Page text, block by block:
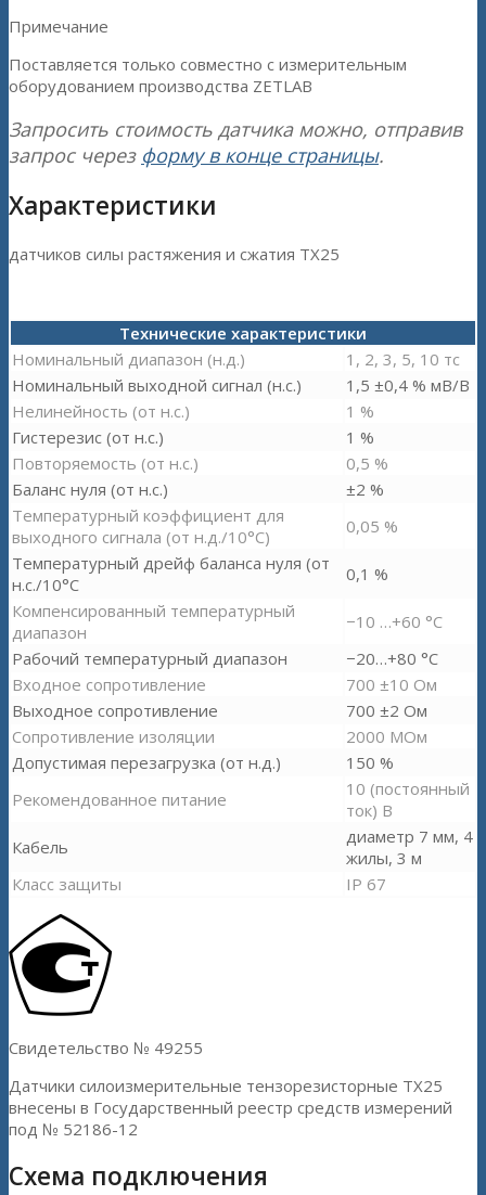
Примечание
Поставляется только совместно с измерительным
оборудованием производства ZETLAB
Запросить стоимость датчика можно, отправив
запрос через форму в конце страницы.
Характеристики
датчиков силы растяжения и сжатия TX25
Технические характеристики
Номинальный диапазон (н.д.)
1, 2, 3, 5, 10 тс
Номинальный выходной сигнал (н.с.)
1,5 ±0,4 % мВ/В
Нелинейность (от н.с.)
1 %
Гистерезис (от н.с.)
1 %
Повторяемость (от н.с.)
0,5 %
Баланс нуля (от н.с.)
±2 %
Температурный коэффициент для
выходного сигнала (от н.д./10°С)
0,05 %
Температурный дрейф баланса нуля (от
н.с./10°С
0,1 %
Компенсированный температурный
диапазон
−10 …+60 °С
Рабочий температурный диапазон
−20…+80 °С
Входное сопротивление
700 ±10 Ом
Выходное сопротивление
700 ±2 Ом
Сопротивление изоляции
2000 МОм
Допустимая перезагрузка (от н.д.)
150 %
Рекомендованное питание
10 (постоянный
ток) В
Кабель
диаметр 7 мм, 4
жилы, 3 м
Класс защиты
IP 67
Свидетельство № 49255
Датчики силоизмерительные тензорезисторные TX25
внесены в Государственный реестр средств измерений
под № 52186-12
Схема подключения